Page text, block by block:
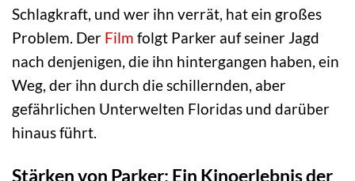
Schlagkraft, und wer ihn verrät, hat ein großes
Problem. Der Film folgt Parker auf seiner Jagd
nach denjenigen, die ihn hintergangen haben, ein
Weg, der ihn durch die schillernden, aber
gefährlichen Unterwelten Floridas und darüber
hinaus führt.
Stärken von Parker: Ein Kinoerlebnis der